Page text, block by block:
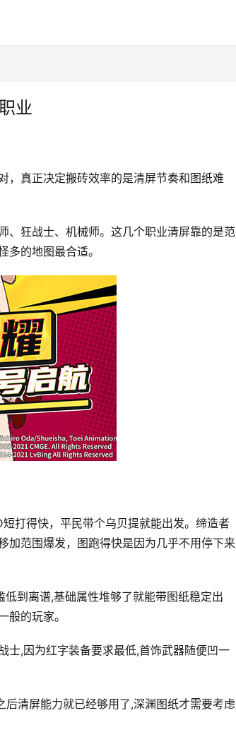
业
，真正决定搬砖效率的是清屏节奏和图纸难
、狂战士、机械师。这几个职业清屏靠的是范
的地图最合适。
打得快，平民带个乌贝提就能出发。缔造者
加范围爆发，图跑得快是因为几乎不用停下来
到离谱,基础属性堆够了就能带图纸稳定出
的玩家。
士,因为红字装备要求最低,首饰武器随便凹一
清屏能力就已经够用了,深渊图纸才需要考虑